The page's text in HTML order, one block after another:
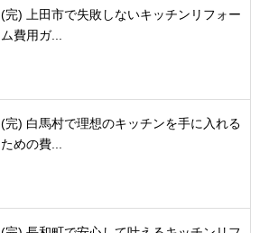
(完) 上田市で失敗しないキッチンリフォー
ム費用ガ...
(完) 白馬村で理想のキッチンを手に入れる
ための費...